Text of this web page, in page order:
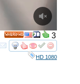
смотретьинтересует
HD
3
HD 1080